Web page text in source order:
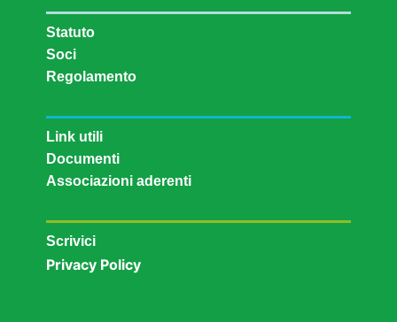
Statuto
Soci
Regolamento
Link utili
Documenti
Associazioni aderenti
Scrivici
Privacy Policy